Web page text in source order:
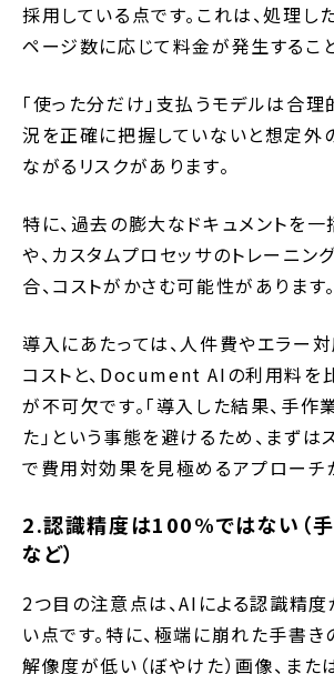
採用している点です。これは、処理し
ページ数に応じて料金が発生するこ
「使った分だけ」支払うモデルは合理
況を正確に把握していないと想定外
ながるリスクがあります。
特に、過去の膨大なドキュメントを
や、カスタムプロセッサのトレーニン
合、コストがかさむ可能性があります。
導入にあたっては、人件費やエラー
コストと、Document AIの利用料を
が不可欠です。「導入した結果、手作
た」という事態を避けるため、まずは
で費用対効果を見極めるアプローチ
2.認識精度は100%ではない（手
など）
2つ目の注意点は、AIによる認識精
い点です。特に、極端に崩れた手書き
解像度が低い（ぼやけた）画像、また